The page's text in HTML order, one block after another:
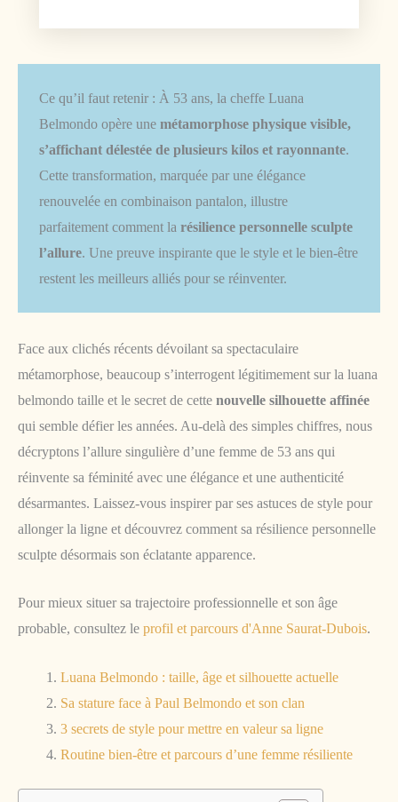
Ce qu’il faut retenir : À 53 ans, la cheffe Luana
Belmondo opère une métamorphose physique visible,
s’affichant délestée de plusieurs kilos et rayonnante.
Cette transformation, marquée par une élégance
renouvelée en combinaison pantalon, illustre
parfaitement comment la résilience personnelle sculpte
l’allure. Une preuve inspirante que le style et le bien-être
restent les meilleurs alliés pour se réinventer.
Face aux clichés récents dévoilant sa spectaculaire
métamorphose, beaucoup s’interrogent légitimement sur la luana
belmondo taille et le secret de cette nouvelle silhouette affinée
qui semble défier les années. Au-delà des simples chiffres, nous
décryptons l’allure singulière d’une femme de 53 ans qui
réinvente sa féminité avec une élégance et une authenticité
désarmantes. Laissez-vous inspirer par ses astuces de style pour
allonger la ligne et découvrez comment sa résilience personnelle
sculpte désormais son éclatante apparence.
Pour mieux situer sa trajectoire professionnelle et son âge
probable, consultez le profil et parcours d'Anne Saurat-Dubois.
Luana Belmondo : taille, âge et silhouette actuelle
Sa stature face à Paul Belmondo et son clan
3 secrets de style pour mettre en valeur sa ligne
Routine bien-être et parcours d’une femme résiliente